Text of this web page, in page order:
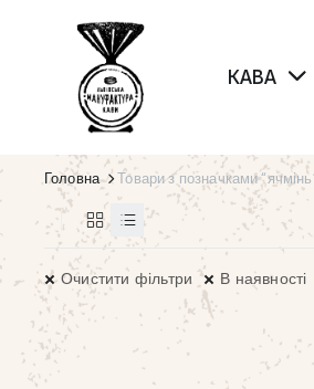
КАВА
Головна Товари з позначками
Очистити фільтри В наявності